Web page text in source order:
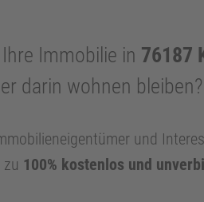
Immobilie in 76187
darin wohnen bleiben?
und
100% kostenlos und